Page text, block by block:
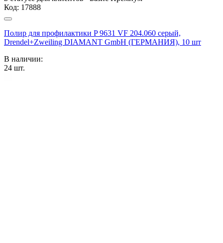
Код: 17888
Полир для профилактики P 9631 VF 204.060 серый,
Drendel+Zweiling DIAMANT GmbH (ГЕРМАНИЯ), 10 шт
В наличии:
24 шт.